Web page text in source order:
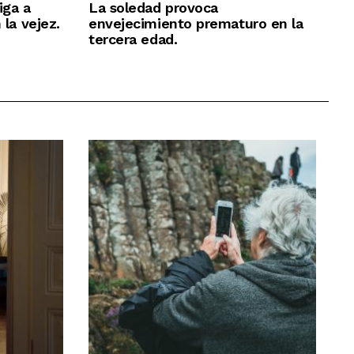
a
vejez.
La soledad provoca
envejecimiento prematuro en la
tercera edad.